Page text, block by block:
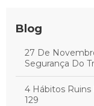
Blog
27 De
Segurança Do
4 Hábitos Ruins
129